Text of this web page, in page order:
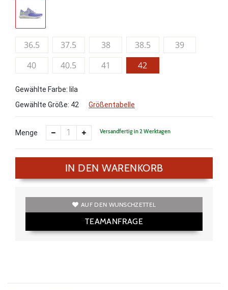
36.5 37.5 38 38.5
39
40
40.5 41 42
Gewählte Farbe: lila
Gewählte Größe: 42 Größentabelle
Menge Versandfertig in 2 Werktagen
IN DEN WARENKORB
AUF DEN WUNSCHZETTEL
TEAMANFRAGE